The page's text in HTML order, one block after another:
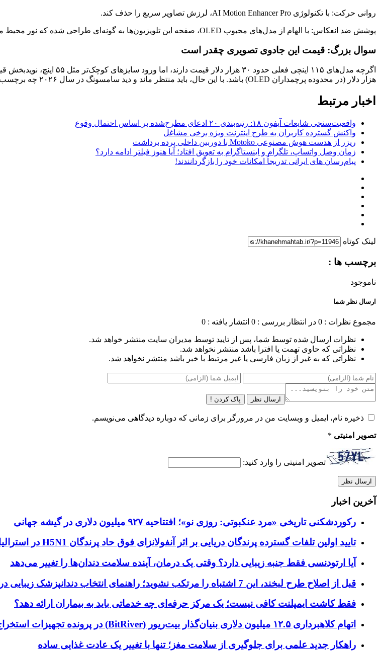
روانی حرکت: با تکنولوژی AI Motion Enhancer Pro، لرزش تصاویر سریع را حذف کند.
پوشش ضد انعکاس: با الهام از مدل‌های محبوب OLED، صفحه این تلویزیون‌ها به گونه‌ای طراحی شده که نور محیط مانع تماشای تصویر نشود.
سوال بزرگ: قیمت این جادوی تصویری چقدر است
هزار دلار (در محدوده پرچمداران OLED) باشد. با این حال، باید منتظر ماند و دید سامسونگ در سال ۲۰۲۶ چه برچسب قیمتی روی این شاهکارها می‌زند.
اخبار مرتبط
واقعیت‌سنجی شایعات آیفون ۱۸: رتبه‌بندی ۲۰ ادعای مطرح‌شده بر اساس احتمال وقوع
واکنش گسترده کاربران به طرح اینترنت ویژه برخی مشاغل
ریزر از هدست هوش مصنوعی Motoko با دوربین داخلی پرده برداشت
زمان وصل واتساپ، تلگرام و اینستاگرام به تعویق افتاد؛ آیا هنوز فیلتر ادامه دارد؟
پیام‌رسان‌ های ایرانی تدریجاً امکانات خود را بازگردانندند!
لینک کوتاه
برچسب ها :
ناموجود
ارسال نظر شما
مجموع نظرات : 0 در انتظار بررسی : 0 انتشار یافته : 0
نظرات ارسال شده توسط شما، پس از تایید توسط مدیران سایت منتشر خواهد شد.
نظراتی که حاوی تهمت یا افترا باشد منتشر نخواهد شد.
نظراتی که به غیر از زبان فارسی یا غیر مرتبط با خبر باشد منتشر نخواهد شد.
ارسال نظر پاک کردن !
ذخیره نام، ایمیل و وبسایت من در مرورگر برای زمانی که دوباره دیدگاهی می‌نویسم.
تصویر امنیتی *
تصویر امنیتی را وارد کنید:
آخرین اخبار
رکوردشکنی تاریخی «مرد عنکبوتی: روزی نو»؛ افتتاحیه ۹۲۷ میلیون دلاری در گیشه جهانی
تایید اولین تلفات گسترده پرندگان دریایی بر اثر آنفولانزای فوق حاد پرندگان H5N1 در استرالیا
آیا ارتودنسی فقط جنبه زیبایی دارد؟ وقتی یک درمان، آینده سلامت دندان‌ها را تغییر می‌دهد
قبل از اصلاح طرح لبخند، این 7 اشتباه را مرتکب نشوید؛ راهنمای انتخاب دندانپزشک زیبایی در کرج
فقط کاشت ایمپلنت کافی نیست؛ یک مرکز حرفه‌ای چه خدماتی باید به بیماران ارائه دهد؟
اتهام کلاهبرداری ۱۲.۵ میلیون دلاری بنیان‌گذار بیت‌ریور (BitRiver) در پرونده تجهیزات استخراج رمزارز
راهکار جدید علمی برای جلوگیری از سلامت مغز؛ تنها با تغییر یک عادت غذایی ساده